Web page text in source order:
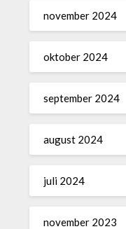
november 2024
oktober 2024
september 2024
august 2024
juli 2024
november 2023